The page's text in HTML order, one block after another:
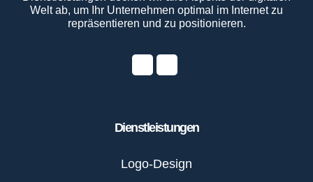
Welt ab, um Ihr Unternehmen optimal im Internet zu
repräsentieren und zu positionieren.
Dienstleistungen
Logo-Design